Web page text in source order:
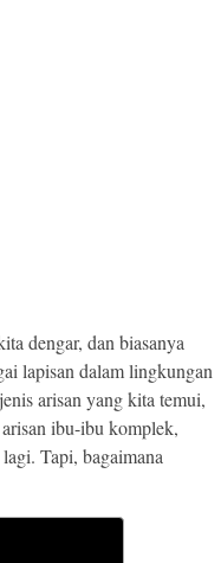
dengar, dan biasanya
lapisan dalam lingkungan
arisan yang kita temui,
ibu-ibu komplek,
Tapi, bagaimana